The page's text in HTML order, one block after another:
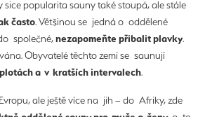
sice popularita sauny také stoupá, ale stále
často. Většinou se jedná o oddělené
společné,nezapomeňte přibalit plavky.
Obyvatelé těchto zemí se saunují
a v kratších intervalech.
ale ještě více na jih – do Afriky, zde